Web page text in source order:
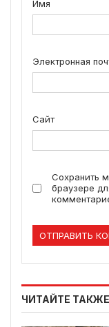
Имя
Электронная
Сайт
Сохранить
браузере
ЧИТАЙТЕ ТАКЖЕ